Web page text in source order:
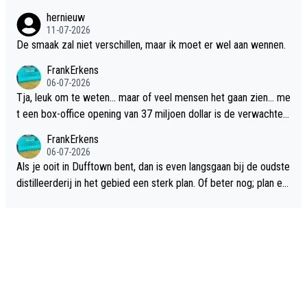
hernieuw
11-07-2026
De smaak zal niet verschillen, maar ik moet er wel aan wennen.
FrankErkens
06-07-2026
Tja, leuk om te weten... maar of veel mensen het gaan zien... me
t een box-office opening van 37 miljoen dollar is de verwachte
FrankErkens
06-07-2026
Als je ooit in Dufftown bent, dan is even langsgaan bij de oudste
distilleerderij in het gebied een sterk plan. Of beter nog; plan ee